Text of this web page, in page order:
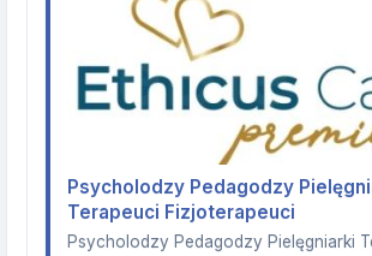
Psycholodzy Pedagodzy
Terapeuci Fizjoterapeuci
Psycholodzy Pedagodzy Pielęgniarki